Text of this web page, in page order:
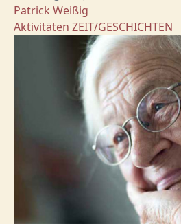
Patrick Weißig
Aktivitäten ZEIT/GESCHICHTEN